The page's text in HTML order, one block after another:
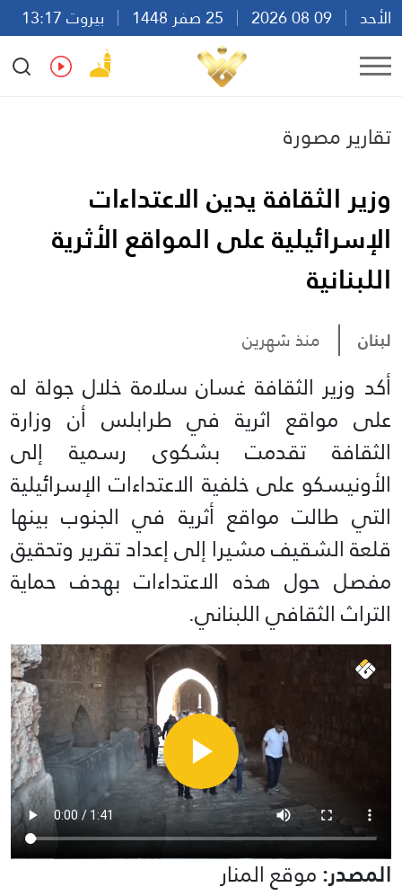
الأحد
بيروت 13:17
Ar
En Fr Es
تقارير مصورة
وزير الثقافة يدين الاعتداءات
الإسرائيلية على المواقع الأثرية
اللبنانية
لبنان منذ شهرين
أكد وزير الثقافة غسان سلامة خلال جولة له
على مواقع اثرية في طرابلس أن وزارة
الثقافة تقدمت بشكوى رسمية إلى
الأونيسكو على خلفية الاعتداءات الإسرائيلية
التي طالت مواقع أثرية في الجنوب بينها
قلعة الشقيف مشيرا إلى إعداد تقرير وتحقيق
مفصل حول هذه الاعتداءات بهدف حماية
التراث الثقافي اللبناني.
المصدر:موقع المنار